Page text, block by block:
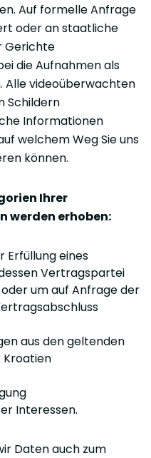
Auf formelle Anfrage
oder an staatliche
Gerichte
die Aufnahmen als
Alle videoüberwachten
Schildern
Informationen
welchem Weg Sie uns
können.
Ihrer
werden erhoben:
Erfüllung eines
Vertragspartei
um auf Anfrage der
aus den geltenden
Kroatien
Interessen.
Daten auch zum